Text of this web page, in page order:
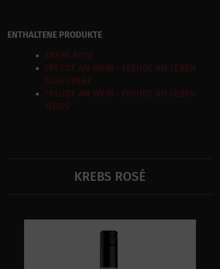
ENTHALTENE PRODUKTE
KREBS ROSÉ
FREUDE AM WEIN - FREUDE AM LEBEN
SCHEUREBE
FREUDE AM WEIN - FREUDE AM LEBEN
WEISS
KREBS ROSÉ